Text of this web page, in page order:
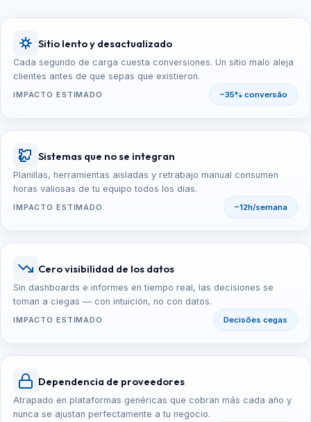
Sitio lento y desactualizado
Cada segundo de carga cuesta conversiones. Un sitio malo aleja
clientes antes de que sepas que existieron.
IMPACTO ESTIMADO −35% conversão
Sistemas que no se integran
Planillas, herramientas aisladas y retrabajo manual consumen
horas valiosas de tu equipo todos los días.
IMPACTO ESTIMADO −12h/semana
Cero visibilidad de los datos
Sin dashboards e informes en tiempo real, las decisiones se
toman a ciegas — con intuición, no con datos.
IMPACTO ESTIMADO Decisões cegas
Dependencia de proveedores
Atrapado en plataformas genéricas que cobran más cada año y
nunca se ajustan perfectamente a tu negocio.